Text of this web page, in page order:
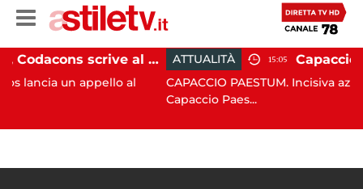
Paestum, Codacons scrive al ministro Giuli: "Rilanciare scavi dell'Anfiteatro nell'area archeologica"
appello al
ATTUALITÀ 15:05
CAPACCIO PAESTUM. Incisiva azione del
Capaccio Paes...